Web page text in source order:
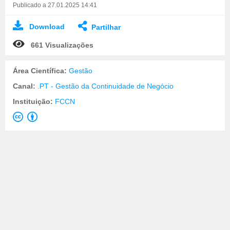
Publicado a 27.01.2025 14:41
Download Partilhar
661 Visualizações
Área Científica: Gestão
Canal:
.PT - Gestão da Continuidade de Negócio
Instituição: FCCN